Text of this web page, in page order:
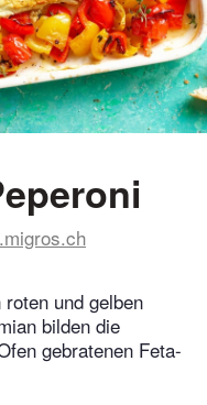
und gelben
bilden die
gebratenen Feta-